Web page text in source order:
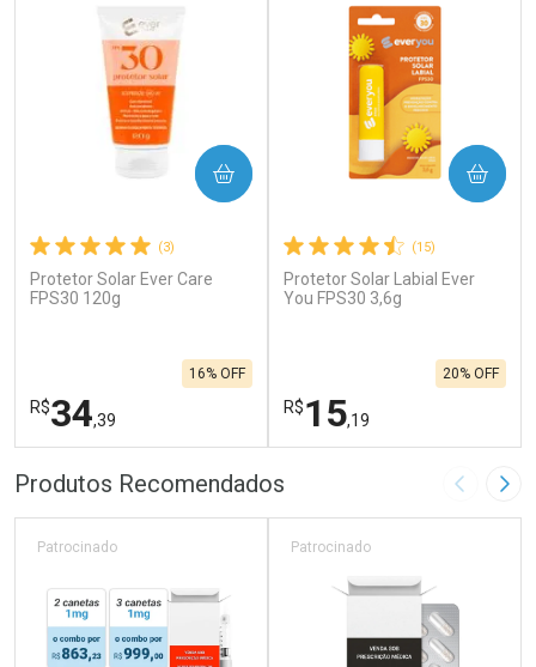
(3)
Protetor Solar Ever Care
FPS30 120g
R$34,39
16% OFF
COMPRAR
FECHAR
Laboratório
FECHAR
Por Menos
(15)
Protetor Solar Labial Ever
You FPS30 3,6g
R$15,19
20% OFF
COMPRAR
Laboratório
Por Menos
Produtos Recomendados Imagem
Patrocinado Patrocinado